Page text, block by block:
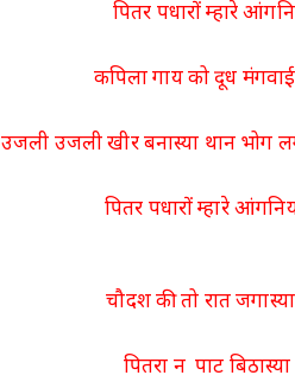
पितर पधारों म्हारे
कपिला गाय को दूध
उजली उजली खीर बनास्या थान भोग
पितर पधारों म्हारे
चौदश की तो रात
पितरा न पाट